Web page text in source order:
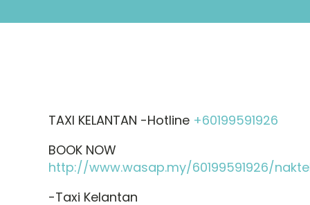
TAXI KELANTAN -Hotline +60199591926
BOOK NOW
http://www.wasap.my/60199591926/
-Taxi Kelantan